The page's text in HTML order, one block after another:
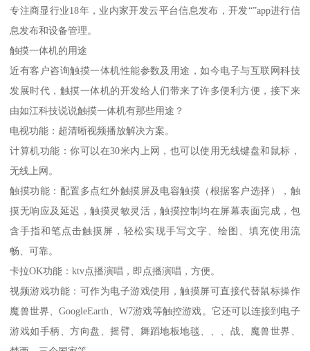
专注商显行业18年，业内家开发云平台信息发布，开发“”app进行信
息发布和设备管理。
触摸一体机的用途
近有客户咨询触摸一体机性能参数及用途，如今电子与互联网科技
发展时代，触摸一体机的开发给人们带来了许多便利方便，接下来
由如江科技说说触摸一体机有那些用途？
电视功能：超清晰视频播放解决方案。
计算机功能：你可以在30米内上网，也可以使用无线键盘和鼠标，
无线上网。
触摸功能：配置多点红外触摸屏及电容触摸（根据客户选择），触
摸无响应及延迟，触摸灵敏灵活，触摸控制均在屏幕表面完成，包
含手指和笔点击触摸屏，轻松实现手写文字、绘图、填充使用流
畅、可靠。
卡拉OK功能：ktv点播演唱，即点播演唱，方便。
视频游戏功能：可作为电子游戏使用，触摸屏可直接代替鼠标操作
魔兽世界、GoogleEarth、W7游戏等触控游戏。它还可以连接到电子
游戏如手柄、方向盘、摇臂、舞蹈地板地毯、、、战、魔兽世界、